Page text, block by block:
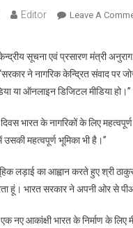
Editor Leave A
सूचना एवं प्रसारण मंत्री
ने नागरिक केन्द्रित संवाद
या ऑनलाइन डिजिटल मीडिया हो।’’
दिवस भारत के नागरिकों के लिए
महत्वपूर्ण भूमिका भी है।”
लड़ाई का आह्वान करते हुए श्री
हूं। भारत सरकार ने अपनी ओर से
नए आकांक्षी भारत के निर्माण के